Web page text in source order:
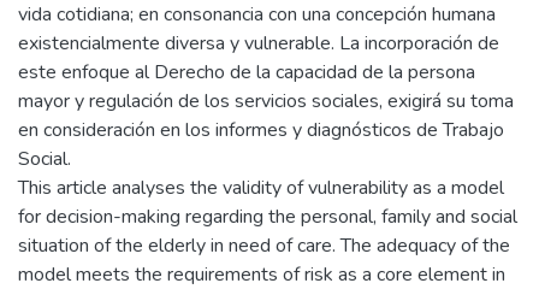
vida cotidiana; en consonancia con una concepción humana
existencialmente diversa y vulnerable. La incorporación de
este enfoque al Derecho de la capacidad de la persona
mayor y regulación de los servicios sociales, exigirá su toma
en consideración en los informes y diagnósticos de Trabajo
Social.
This article analyses the validity of vulnerability as a model
for decision-making regarding the personal, family and social
situation of the elderly in need of care. The adequacy of the
model meets the requirements of risk as a core element in